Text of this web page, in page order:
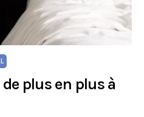
plus en plus à